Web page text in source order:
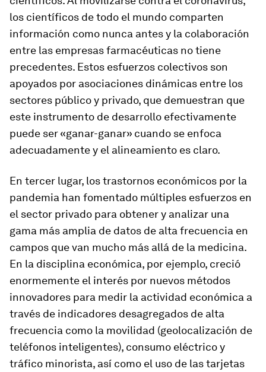
los científicos de todo el mundo comparten
información como nunca antes y la colaboración
entre las empresas farmacéuticas no tiene
precedentes. Estos esfuerzos colectivos son
apoyados por asociaciones dinámicas entre los
sectores público y privado, que demuestran que
este instrumento de desarrollo efectivamente
puede ser «ganar-ganar» cuando se enfoca
adecuadamente y el alineamiento es claro.
En tercer lugar, los trastornos económicos por la
pandemia han fomentado múltiples esfuerzos en
el sector privado para obtener y analizar una
gama más amplia de datos de alta frecuencia en
campos que van mucho más allá de la medicina.
En la disciplina económica, por ejemplo, creció
enormemente el interés por nuevos métodos
innovadores para medir la actividad económica a
través de indicadores desagregados de alta
frecuencia como la movilidad (geolocalización de
teléfonos inteligentes), consumo eléctrico y
tráfico minorista, así como el uso de las tarjetas